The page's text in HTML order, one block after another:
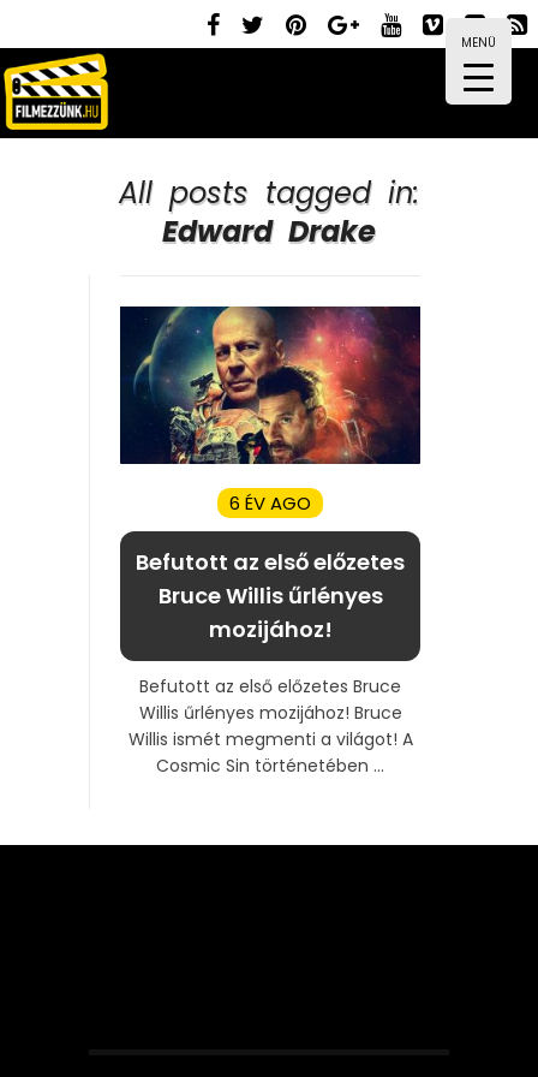
MENÜ
All posts tagged in:
Edward Drake
6 ÉV AGO
Befutott az első előzetes
Bruce Willis űrlényes
mozijához!
Befutott az első előzetes Bruce
Willis űrlényes mozijához! Bruce
Willis ismét megmenti a világot! A
Cosmic Sin történetében ...